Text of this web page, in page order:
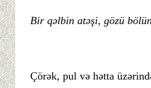
Bir qəlbin atəşi, gözü
Çörək, pul və hətta